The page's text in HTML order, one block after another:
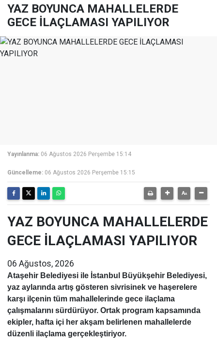
YAZ BOYUNCA MAHALLELERDE
GECE İLAÇLAMASI YAPILIYOR
Yayınlanma: 06 Ağustos 2026 Perşembe 15:14
Güncelleme: 06 Ağustos 2026 Perşembe 15:15
YAZ BOYUNCA MAHALLELERDE
GECE İLAÇLAMASI YAPILIYOR
06 Ağustos, 2026
Ataşehir Belediyesi ile İstanbul Büyükşehir Belediyesi,
yaz aylarında artış gösteren sivrisinek ve haşerelere
karşı ilçenin tüm mahallelerinde gece ilaçlama
çalışmalarını sürdürüyor. Ortak program kapsamında
ekipler, hafta içi her akşam belirlenen mahallelerde
düzenli ilaçlama gerçekleştiriyor.